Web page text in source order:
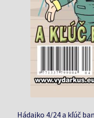
Hádajko 4/24 a kľúč